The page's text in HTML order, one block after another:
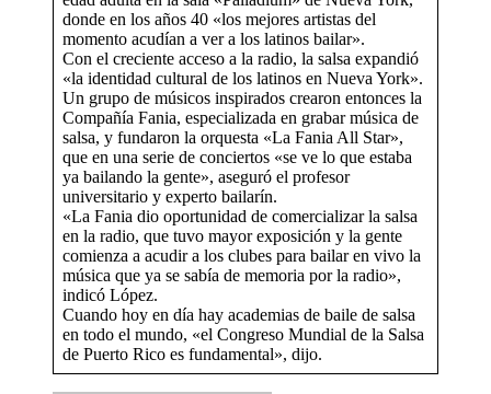
donde en los años 40 «los mejores artistas del
momento acudían a ver a los latinos bailar».
Con el creciente acceso a la radio, la salsa expandió
«la identidad cultural de los latinos en Nueva York».
Un grupo de músicos inspirados crearon entonces la
Compañía Fania, especializada en grabar música de
salsa, y fundaron la orquesta «La Fania All Star»,
que en una serie de conciertos «se ve lo que estaba
ya bailando la gente», aseguró el profesor
universitario y experto bailarín.
«La Fania dio oportunidad de comercializar la salsa
en la radio, que tuvo mayor exposición y la gente
comienza a acudir a los clubes para bailar en vivo la
música que ya se sabía de memoria por la radio»,
indicó López.
Cuando hoy en día hay academias de baile de salsa
en todo el mundo, «el Congreso Mundial de la Salsa
de Puerto Rico es fundamental», dijo.